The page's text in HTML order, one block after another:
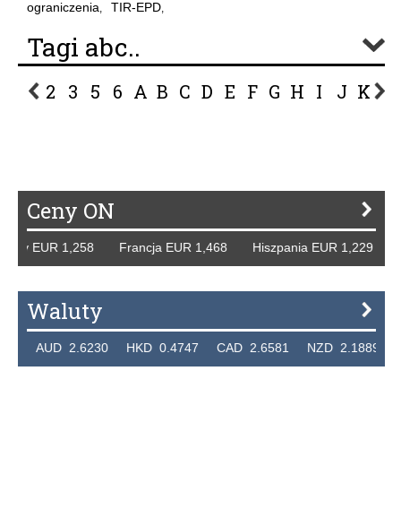
ograniczenia, TIR-EPD,
Tagi abc..
2 3 5 6 A B C D E F G H I J K L
Ceny ON
EUR 1,258 Francja EUR 1,468 Hiszpania EUR 1,229
Waluty
AUD 2.6230 HKD 0.4747 CAD 2.6581 NZD 2.1889